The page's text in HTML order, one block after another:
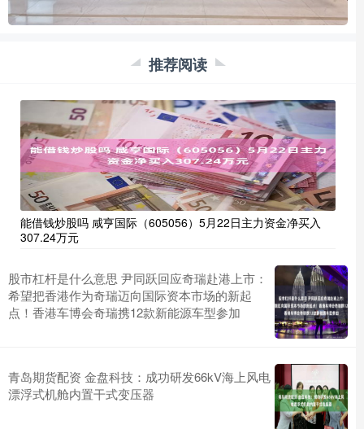
推荐阅读
能借钱炒股吗 咸亨国际（605056）5月22日主力资金净买入
307.24万元
股市杠杆是什么意思 尹同跃回应奇瑞赴港上市：
希望把香港作为奇瑞迈向国际资本市场的新起
点！香港车博会奇瑞携12款新能源车型参加
青岛期货配资 金盘科技：成功研发66kV海上风电
漂浮式机舱内置干式变压器